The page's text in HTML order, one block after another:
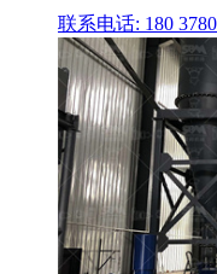
联系电话: 180 3780